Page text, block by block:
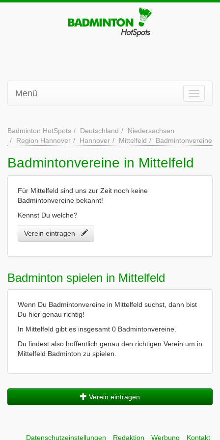
Menü
Badminton HotSpots Deutschland
Niedersachsen
Region Hannover
Hannover Mittelfeld Badmintonvereine
Badmintonvereine in Mittelfeld
Für Mittelfeld sind uns zur Zeit noch keine
Badmintonvereine bekannt!
Kennst Du welche?
Verein eintragen
Badminton spielen in Mittelfeld
Wenn Du Badmintonvereine in Mittelfeld suchst, dann bist
Du hier genau richtig!
In Mittelfeld gibt es insgesamt 0 Badmintonvereine.
Du findest also hoffentlich genau den richtigen Verein um in
Mittelfeld Badminton zu spielen.
Verein eintragen
Datenschutzeinstellungen Redaktion Werbung Kontakt